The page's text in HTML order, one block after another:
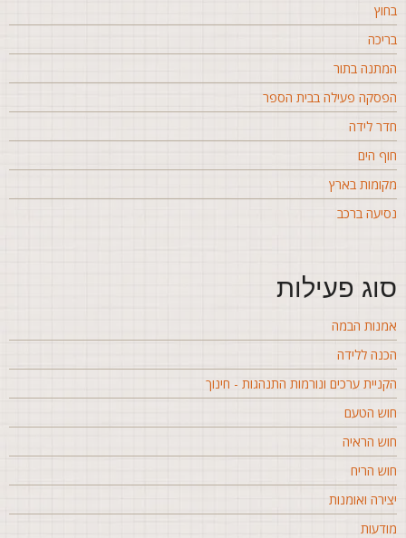
בתור
פעילה בבית הספר
לידה
הים
בארץ
ברכב
פעילות
הבמה
ללידה
ערכים ונורמות התנהגות - חינוך
הטעם
הראיה
הריח
ואומנות